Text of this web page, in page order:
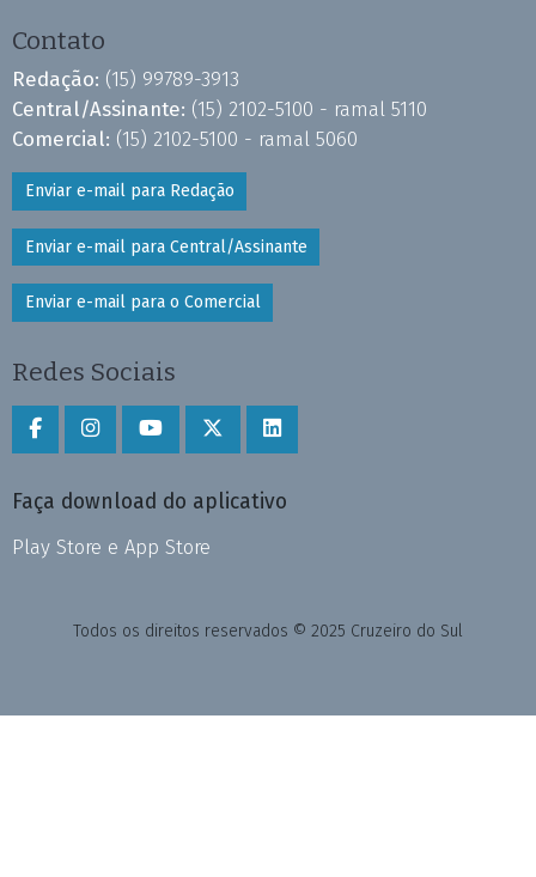
Contato
Redação: (15) 99789-3913
Central/Assinante: (15) 2102-5100 - ramal 5110
Comercial: (15) 2102-5100 - ramal 5060
Enviar e-mail para Redação
Enviar e-mail para Central/Assinante
Enviar e-mail para o Comercial
Redes Sociais
Faça download do aplicativo
Play Store e App Store
Todos os direitos reservados © 2025 Cruzeiro do Sul